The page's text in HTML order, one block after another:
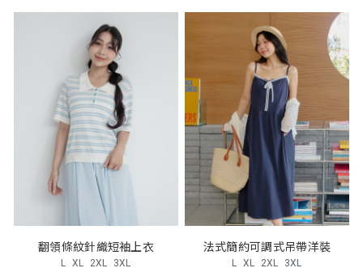
翻領條紋針織短袖上衣
L XL 2XL 3XL
法式簡約可調式吊帶洋裝
L XL 2XL 3XL